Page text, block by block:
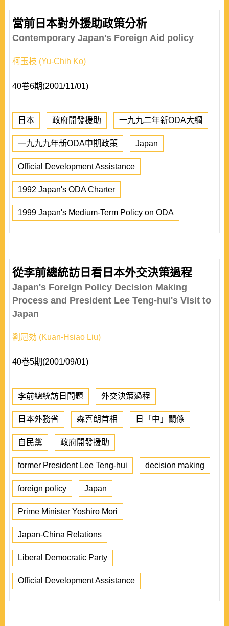
當前日本對外援助政策分析
Contemporary Japan's Foreign Aid policy
柯玉枝 (Yu-Chih Ko)
40卷6期(2001/11/01)
日本 政府開發援助 一九九二年新ODA大綱
一九九九年新ODA中期政策 Japan
Official Development Assistance
1992 Japan's ODA Charter
1999 Japan's Medium-Term Policy on ODA
從李前總統訪日看日本外交決策過程
Japan's Foreign Policy Decision Making
Process and President Lee Teng-hui's Visit to
Japan
劉冠効 (Kuan-Hsiao Liu)
40卷5期(2001/09/01)
李前總統訪日問題 外交決策過程
日本外務省 森喜朗首相 日「中」關係
自民黨 政府開發援助
former President Lee Teng-hui decision making
foreign policy Japan
Prime Minister Yoshiro Mori
Japan-China Relations
Liberal Democratic Party
Official Development Assistance